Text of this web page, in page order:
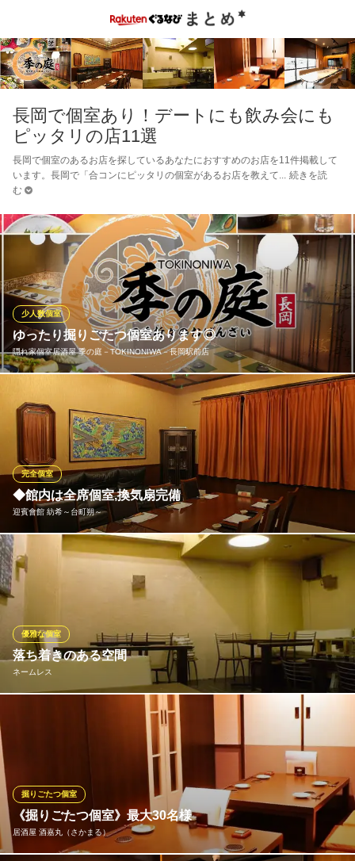
長岡で個室あり！デートにも飲み会にも
ピッタリの店11選
長岡で個室のあるお店を探しているあなたにおすすめのお店を11件掲載して
います。長岡で「合コンにピッタリの個室があるお店を教えて
続きを読
む
ゆったり掘りごたつ個室あります◎
隠れ家個室居酒屋 季の庭－TOKINONIWA－長岡駅前店
少人数個室
長岡駅前の好立地！個室のお席は数に限りがありますので、ご予
約はお早めに…。落ち着いた和モダンの大人の空間は宴会・飲み
会に最適！コースは全て飲み放題付き！お得なプランからワンラ
ンク上の宴会プランまでご用意しております！お得なクーポンも
あり◎
隠れ家個室居酒屋 季の庭－TOKINONIWA－長岡駅前店
長岡 個室 居酒屋
ＪＲ長岡駅 徒歩2分
新潟県長岡市城内町1-3-3 GS長岡ビル1F
◆館内は全席個室,換気扇完備
迎賓會館 紡希～台町朔～
完全個室
歴史を感じる建物は大小様々な完全個室をご用意しております。2
名/10名/20名/48名様の個室のお部屋をご用意。全席完全個室とな
っている為、周囲の目を気にせずお食事をお愉しみ頂けます。全
ります。
迎賓會館 紡希～台町朔～
落ち着きのある空間
ネームレス
優雅な個室
20名様から貸し切りも致します。 落ち着きのある空間で皆さまを
おもてなし致します。どうぞご利用くださいませ。
ダイニングバー
ＪＲ長岡駅 徒歩3分
新潟県長岡市大手通り1-3-8 エイムビル1F
《掘りごたつ個室》最大30名様
居酒屋 酒嘉丸（さかまる）
掘りごたつ個室